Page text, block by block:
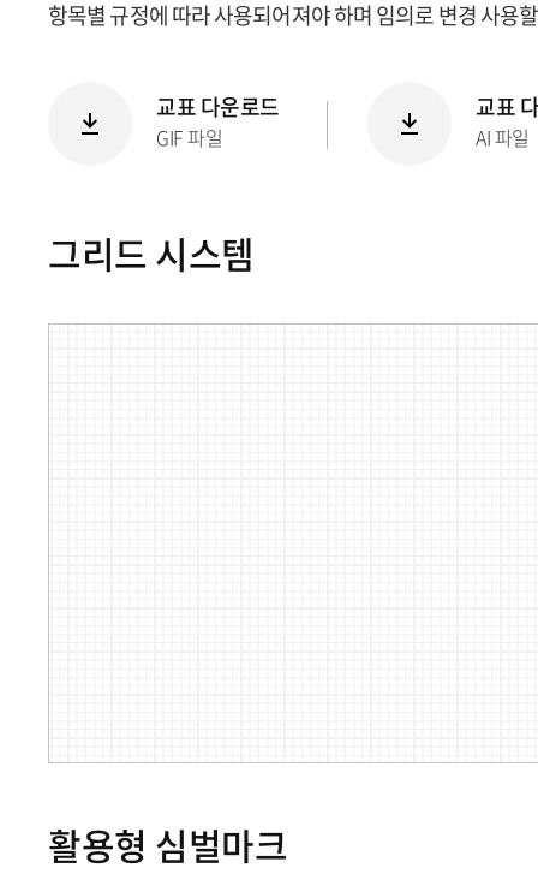
항목별 규정에 따라 사용되어져야 하며 임의로 변경 사용
교표 다운로드
GIF 파일
교표
AI 파일
그리드 시스템
활용형 심벌마크